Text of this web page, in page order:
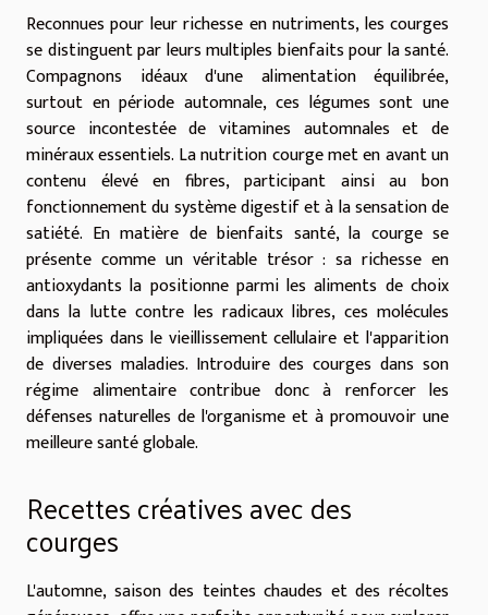
Reconnues pour leur richesse en nutriments, les courges
se distinguent par leurs multiples bienfaits pour la santé.
Compagnons idéaux d'une alimentation équilibrée,
surtout en période automnale, ces légumes sont une
source incontestée de vitamines automnales et de
minéraux essentiels. La nutrition courge met en avant un
contenu élevé en fibres, participant ainsi au bon
fonctionnement du système digestif et à la sensation de
satiété. En matière de bienfaits santé, la courge se
présente comme un véritable trésor : sa richesse en
antioxydants la positionne parmi les aliments de choix
dans la lutte contre les radicaux libres, ces molécules
impliquées dans le vieillissement cellulaire et l'apparition
de diverses maladies. Introduire des courges dans son
régime alimentaire contribue donc à renforcer les
défenses naturelles de l'organisme et à promouvoir une
meilleure santé globale.
Recettes créatives avec des
courges
L'automne, saison des teintes chaudes et des récoltes